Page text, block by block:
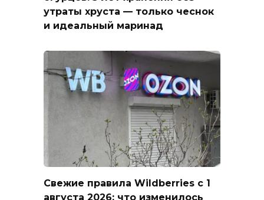
утраты хруста — только чеснок
и идеальный маринад
Свежие правила Wildberries с 1
августа 2026: что изменилось